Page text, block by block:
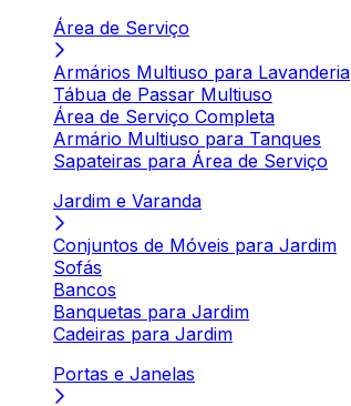
Área de Serviço
Armários Multiuso para Lavanderia
Tábua de Passar Multiuso
Área de Serviço Completa
Armário Multiuso para Tanques
Sapateiras para Área de Serviço
Jardim e Varanda
Conjuntos de Móveis para Jardim
Sofás
Bancos
Banquetas para Jardim
Cadeiras para Jardim
Portas e Janelas